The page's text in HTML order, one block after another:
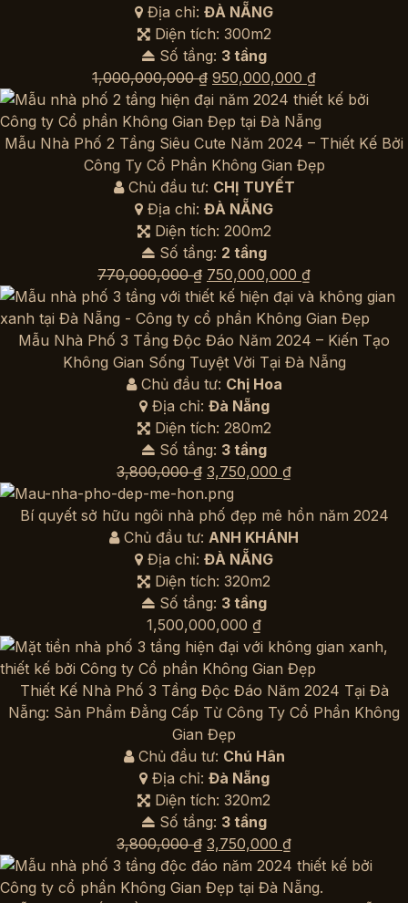
Địa chỉ: ĐÀ NẴNG
Diện tích: 300m2
Số tầng: 3 tầng
1,000,000,000₫ Giá
gốc
là:
1,000,000,000 ₫.
950,000,000 ₫Giá
hiện
tại
là:
950,000,000
Mẫu Nhà Phố 2 Tầng Siêu Cute Năm 2024 – Thiết Kế Bởi
Công Ty Cổ Phần Không Gian Đẹp
Chủ đầu tư: CHỊ TUYẾT
Địa chỉ: ĐÀ NẴNG
Diện tích: 200m2
Số tầng: 2 tầng
770,000,000₫ Giá
gốc
là:
770,000,000 ₫.
750,000,000 ₫Giá
hiện
tại
là:
750,000,000
Mẫu Nhà Phố 3 Tầng Độc Đáo Năm 2024 – Kiến Tạo
Không Gian Sống Tuyệt Vời Tại Đà Nẵng
Chủ đầu tư: Chị Hoa
Địa chỉ: Đà Nẵng
Diện tích: 280m2
Số tầng: 3 tầng
3,800,000₫ Giá
gốc
là:
3,800,000 ₫.
3,750,000 ₫Giá
tại
là:
Bí quyết sở hữu ngôi nhà phố đẹp mê hồn năm 2024
Chủ đầu tư: ANH KHÁNH
Địa chỉ: ĐÀ NẴNG
Diện tích: 320m2
Số tầng: 3 tầng
1,500,000,000 ₫
Thiết Kế Nhà Phố 3 Tầng Độc Đáo Năm 2024 Tại Đà
Nẵng: Sản Phẩm Đẳng Cấp Từ Công Ty Cổ Phần Không
Gian Đẹp
Chủ đầu tư: Chú Hân
Địa chỉ: Đà Nẵng
Diện tích: 320m2
Số tầng: 3 tầng
3,800,000₫ Giá
gốc
là:
3,750,000 ₫Giá
hiện
tại